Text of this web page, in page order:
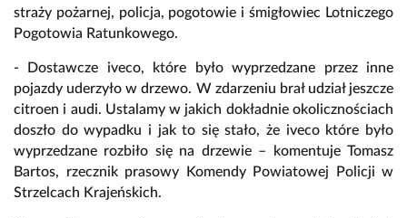
straży pożarnej, policja, pogotowie i śmigłowiec Lotniczego
Pogotowia Ratunkowego.
- Dostawcze iveco, które było wyprzedzane przez inne
pojazdy uderzyło w drzewo. W zdarzeniu brał udział jeszcze
citroen i audi. Ustalamy w jakich dokładnie okolicznościach
doszło do wypadku i jak to się stało, że iveco które było
wyprzedzane rozbiło się na drzewie – komentuje Tomasz
Bartos, rzecznik prasowy Komendy Powiatowej Policji w
Strzelcach Krajeńskich.